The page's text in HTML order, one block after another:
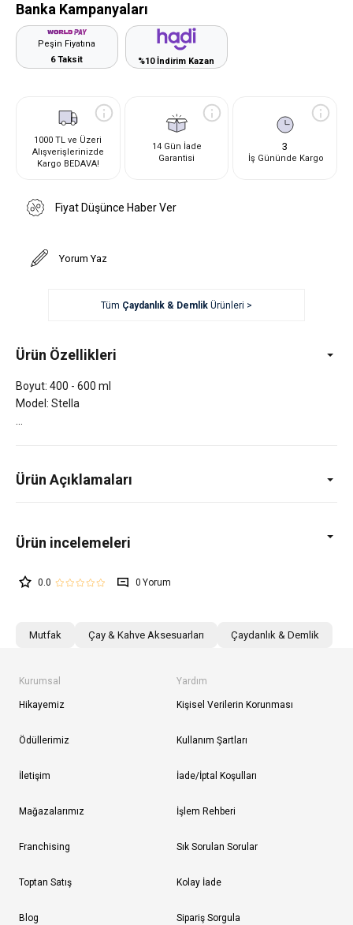
Banka Kampanyaları
Peşin Fiyatına
6 Taksit
%10 İndirim Kazan
1000 TL ve Üzeri
Alışverişlerinizde
Kargo BEDAVA!
14 Gün İade
Garantisi
3
İş Gününde Kargo
Fiyat Düşünce Haber Ver
Yorum Yaz
Tüm Çaydanlık & DemlikÜrünleri >
Ürün Özellikleri
Boyut: 400 - 600 ml
Model: Stella
Ürün Açıklamaları
0.0 0
Mutfak Çay & Kahve Aksesuarları Çaydanlık & Demlik
Kurumsal
Hikayemiz
Ödüllerimiz
İletişim
Mağazalarımız
Franchising
Toptan Satış
Blog
Yardım
Kişisel Verilerin Korunması
Kullanım Şartları
İade/İptal Koşulları
İşlem Rehberi
Sık Sorulan Sorular
Kolay İade
Sipariş Sorgula